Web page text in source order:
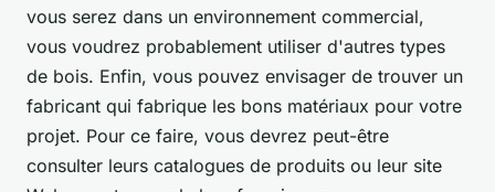
vous serez dans un environnement commercial,
vous voudrez probablement utiliser d'autres types
de bois. Enfin, vous pouvez envisager de trouver un
fabricant qui fabrique les bons matériaux pour votre
projet. Pour ce faire, vous devrez peut-être
consulter leurs catalogues de produits ou leur site